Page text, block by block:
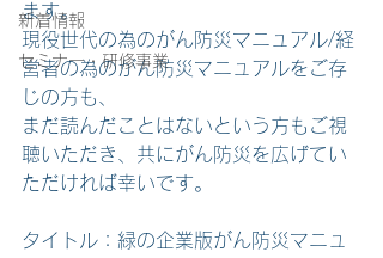
新着情報
セミナー・研修事業
ます。
現役世代の為のがん防災マニュアル/経
営者の為のがん防災マニュアルをご存
じの方も、
まだ読んだことはないという方もご視
聴いただき、共にがん防災を広げてい
ただければ幸いです。
タイトル：緑の企業版がん防災マニュ